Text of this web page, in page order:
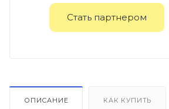
Стать партнером
ОПИСАНИЕ КАК КУПИТЬ